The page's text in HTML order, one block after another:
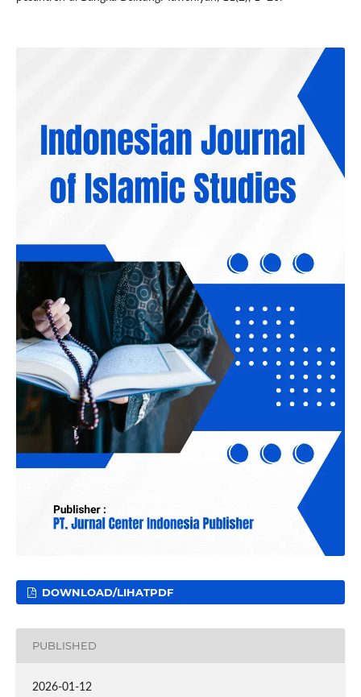
DOWNLOAD/LIHATPDF
PUBLISHED
2026-01-12